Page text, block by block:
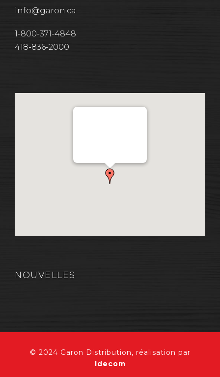
info@garon.ca
1-800-371-4848
418-836-2000
NOUVELLES
© 2024 Garon Distribution, réalisation par
Idecom